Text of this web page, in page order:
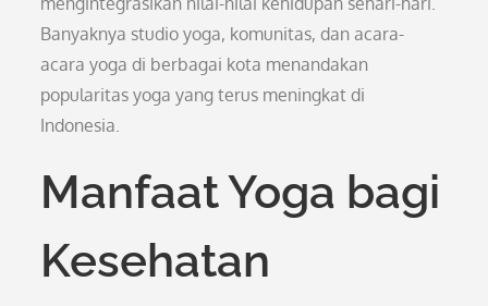
Banyaknya studio yoga, komunitas, dan acara-
acara yoga di berbagai kota menandakan
popularitas yoga yang terus meningkat di
Indonesia.
Manfaat Yoga bagi
Kesehatan